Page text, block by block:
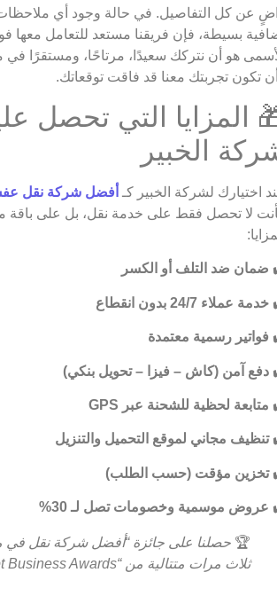
عن كل التفاصيل. في حالة وجود أي
بسيطة، فإن فريقنا مستعد للتعامل معها
هو أن نتركك سعيدًا، مرتاحًا، ومستقرًا في
تكون تجربتك معنا قد فاقت توقعاتك.
المزايا التي تحصل
الخبير
اختيارك لشركة الخبير كـ أفضل شركة نقل
لا تحصل فقط على خدمة نقل، بل على باقة
ضمان ضد التلف أو الكسر
خدمة عملاء 24/7 بدون انقطاع
فواتير رسمية معتمدة
دفع آمن (كاش – فيزا – تحويل بنكي)
متابعة لحظية للشحنة عبر GPS
تنظيف مجاني لموقع التحميل والتنزيل
تخزين مؤقت (حسب الطلب)
عروض موسمية وخصومات تصل لـ 30%
🏆 حصلنا على جائزة “أفضل شركة نقل في
ثلاث مرات متتالية من “Egypt Business Awards”.